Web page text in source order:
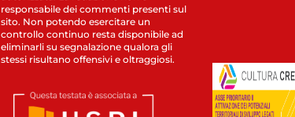
responsabile dei commenti presenti sul
sito. Non potendo esercitare un
controllo continuo resta disponibile ad
eliminarli su segnalazione qualora gli
stessi risultano offensivi e oltraggiosi.